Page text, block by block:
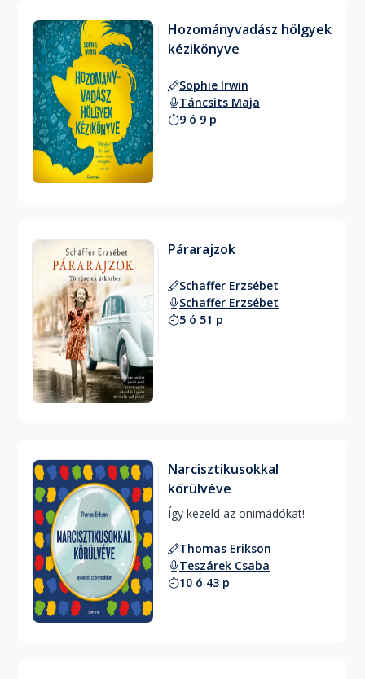
Hozományvadász hölgyek
kézikönyve
Sophie Irwin
Táncsits Maja
9 ó 9 p
Párarajzok
Schaffer Erzsébet
Schaffer Erzsébet
5 ó 51 p
Narcisztikusokkal
körülvéve
Thomas Erikson
Teszárek Csaba
10 ó 43 p